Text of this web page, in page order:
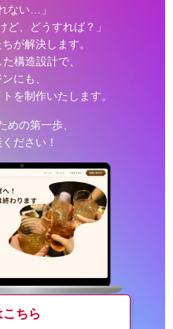
ない…」
ど、どうすれば？」
が解決します。
構造設計で、
にも、
を制作いたします。
めの第一歩、
ださい！
ちら